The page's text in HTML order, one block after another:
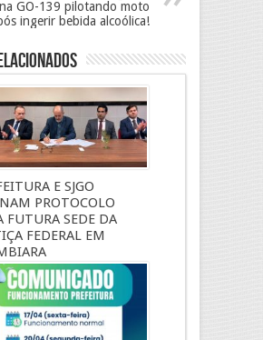
GO-139 pilotando moto
ingerir bebida alcoólica!
E SJGO
PROTOCOLO
FUTURA SEDE DA
FEDERAL EM
maio, 2026